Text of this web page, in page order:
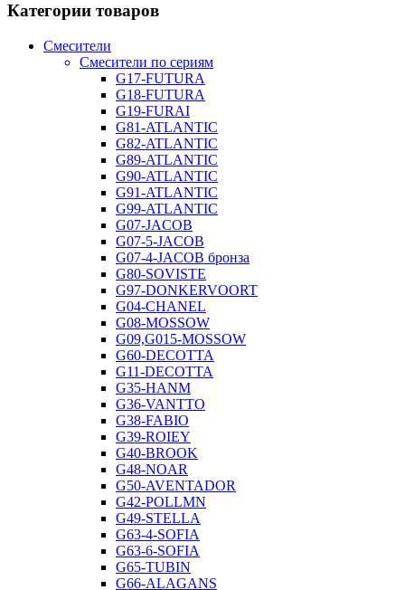
Категории товаров
Смесители
Смесители по сериям
G17-FUTURA
G18-FUTURA
G19-FURAI
G81-ATLANTIC
G82-ATLANTIC
G89-ATLANTIC
G90-ATLANTIC
G91-ATLANTIC
G99-ATLANTIC
G07-JACOB
G07-5-JACOB
G07-4-JACOB бронза
G80-SOVISTE
G97-DONKERVOORT
G04-CHANEL
G08-MOSSOW
G09,G015-MOSSOW
G60-DECOTTA
G11-DECOTTA
G35-HANM
G36-VANTTO
G38-FABIO
G39-ROIEY
G40-BROOK
G48-NOAR
G50-AVENTADOR
G42-POLLMN
G49-STELLA
G63-4-SOFIA
G63-6-SOFIA
G65-TUBIN
G66-ALAGANS